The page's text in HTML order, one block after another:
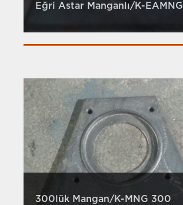
Eğri Astar Manganlı/K-EAMNG
300lük Mangan/K-MNG 300